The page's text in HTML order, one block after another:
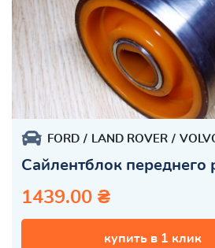
FORD LAND ROVER
Сайлентблок переднего
1439.00 ₴
купить в 1 клик